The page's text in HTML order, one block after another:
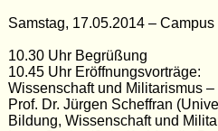
Samstag, 17.05.2014 –
10.30 Uhr Begrüßung
10.45 Uhr Eröffnungsvorträge:
Wissenschaft und Militarismus
Prof. Dr. Jürgen Scheffran
Bildung, Wissenschaft und